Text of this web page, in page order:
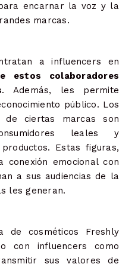
encarnar la voz y la
marcas.
a influencers en
estos colaboradores
. Además, les permite
público. Los
de ciertas marcas son
leales y
Estas figuras,
conexión emocional con
a sus audiencias de la
les generan.
de cosméticos Freshly
con influencers como
sus valores de